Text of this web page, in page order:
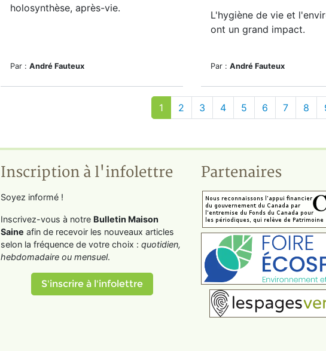
holosynthèse, après-vie.
Par : André Fauteux
L'hygiène de vie et
ont un grand impact.
Par : André Fauteux
1 2 3 4 5 6 7 8
Inscription à l'infolettre
Soyez informé !
Inscrivez-vous à notre Bulletin Maison
Saine afin de recevoir les nouveaux articles
selon la fréquence de votre choix : quotidien,
hebdomadaire ou mensuel.
S'inscrire à l'infolettre
Partenaires